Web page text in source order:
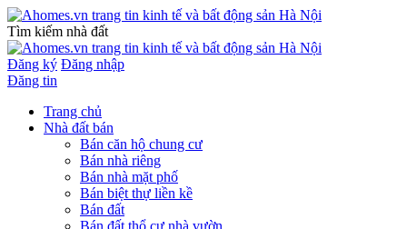
Tìm kiếm nhà đất
Đăng ký Đăng nhập
Đăng tin
Trang chủ
Nhà đất bán
Bán căn hộ chung cư
Bán nhà riêng
Bán nhà mặt phố
Bán biệt thự liền kề
Bán đất
Bán đất thổ cư nhà vườn